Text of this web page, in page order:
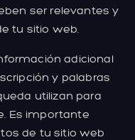
ser relevantes y
tu sitio web.
adicional
y palabras
utilizan para
Es importante
de tu sitio web